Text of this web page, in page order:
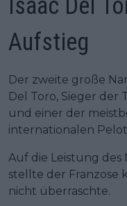
Isaac Del
Aufstieg
Der zweite große
Del Toro, Sieger
und einer der
internationalen
Auf die Leistung des
stellte der Franzose
nicht überraschte.